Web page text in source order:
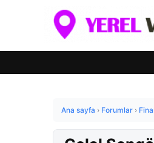
Ana sayfa › Forumlar ›